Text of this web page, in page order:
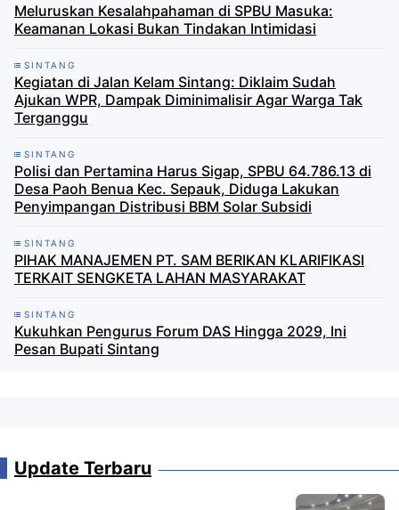
Meluruskan Kesalahpahaman di SPBU Masuka:
Keamanan Lokasi Bukan Tindakan Intimidasi
SINTANG
Kegiatan di Jalan Kelam Sintang: Diklaim Sudah
Ajukan WPR, Dampak Diminimalisir Agar Warga Tak
Terganggu
SINTANG
Polisi dan Pertamina Harus Sigap, SPBU 64.786.13 di
Desa Paoh Benua Kec. Sepauk, Diduga Lakukan
Penyimpangan Distribusi BBM Solar Subsidi
SINTANG
PIHAK MANAJEMEN PT. SAM BERIKAN KLARIFIKASI
TERKAIT SENGKETA LAHAN MASYARAKAT
SINTANG
Kukuhkan Pengurus Forum DAS Hingga 2029, Ini
Pesan Bupati Sintang
Update Terbaru